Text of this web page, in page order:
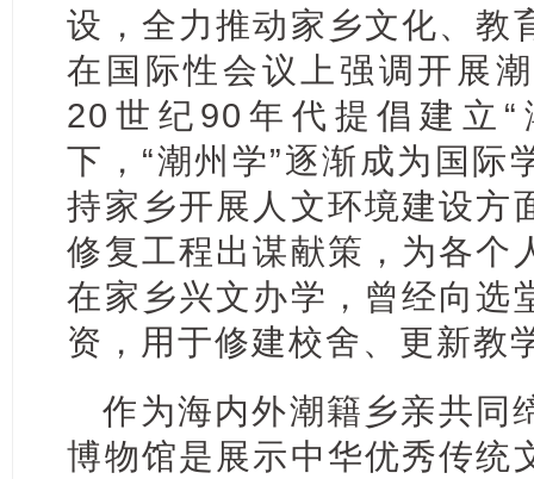
设，全力推动家乡文化、教
在国际性会议上强调开展
20世纪90年代提倡建立
下，“潮州学”逐渐成为国际
持家乡开展人文环境建设方
修复工程出谋献策，为各个
在家乡兴文办学，曾经向选
资，用于修建校舍、更新教
作为海内外潮籍乡亲共同
博物馆是展示中华优秀传统